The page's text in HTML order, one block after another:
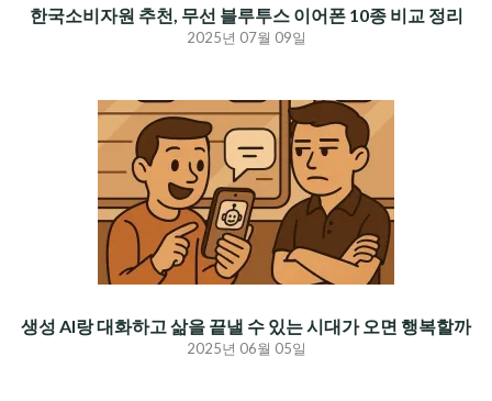
한국소비자원 추천, 무선 블루투스 이어폰 10종 비교 정리
2025년 07월 09일
생성 AI랑 대화하고 삶을 끝낼 수 있는 시대가 오면 행복할까
2025년 06월 05일